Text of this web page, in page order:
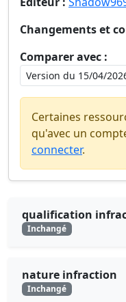
Changements et
Comparer avec :
Certaines
qu'avec un
connecter.
qualification
Inchangé
nature infraction
Inchangé